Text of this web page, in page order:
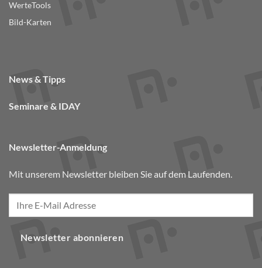
WerteTools
Bild-Karten
News & Tipps
Seminare & IDAY
Newsletter-Anmeldung
Mit unserem Newsletter bleiben Sie auf dem Laufenden.
Newsletter abonnieren